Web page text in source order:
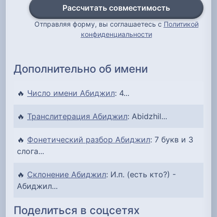
Рассчитать совместимость
Отправляя форму, вы соглашаетесь с Политикой
конфиденциальности
Дополнительно об имени
🔥 Число имени Абиджил: 4...
🔥 Транслитерация Абиджил: Abidzhil...
🔥 Фонетический разбор Абиджил: 7 букв и 3
слога...
🔥 Склонение Абиджил: И.п. (есть кто?) -
Абиджил...
Поделиться в соцсетях